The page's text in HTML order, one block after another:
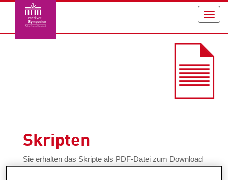
Skripten
Sie erhalten das Skripte als PDF-Datei zum Download